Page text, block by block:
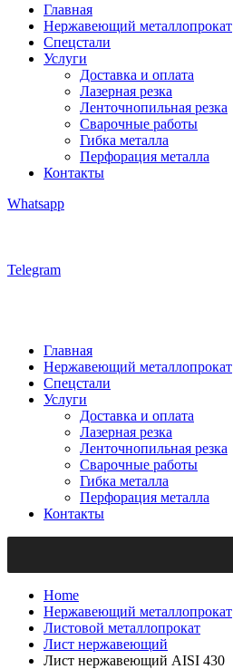
Главная
Нержавеющий металлопрокат
Спецстали
Услуги
Доставка и оплата
Лазерная резка
Ленточнопильная резка
Сварочные работы
Гибка металла
Перфорация металла
Контакты
Whatsapp
Telegram
Главная
Нержавеющий металлопрокат
Спецстали
Услуги
Доставка и оплата
Лазерная резка
Ленточнопильная резка
Сварочные работы
Гибка металла
Перфорация металла
Контакты
Home
Нержавеющий металлопрокат
Листовой металлопрокат
Лист нержавеющий
Лист нержавеющий AISI 430